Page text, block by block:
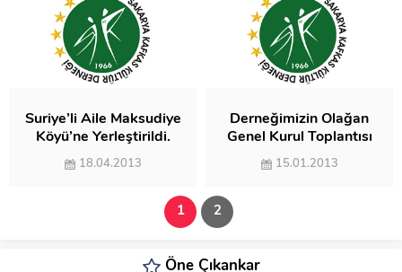
Suriye’li Aile Maksudiye
Köyü’ne Yerleştirildi.
18.04.2013
Derneğimizin Olağan
Genel Kurul Toplantısı
15.01.2013
1 2
Öne Çıkankar